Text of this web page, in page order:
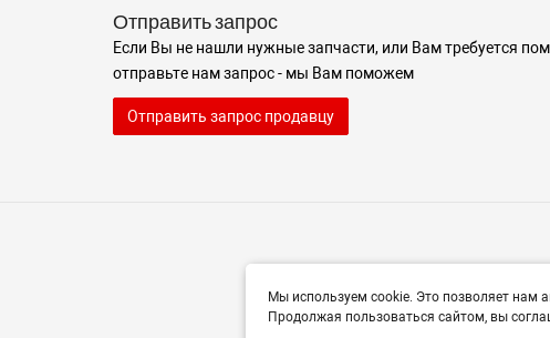
Отправить запрос
Если Вы не нашли нужные запчасти, или Вам требуется
отправьте нам запрос - мы Вам поможем
Отправить запрос продавцу
Мы используем cookie. Это позволяет нам
Продолжая пользоваться сайтом, вы